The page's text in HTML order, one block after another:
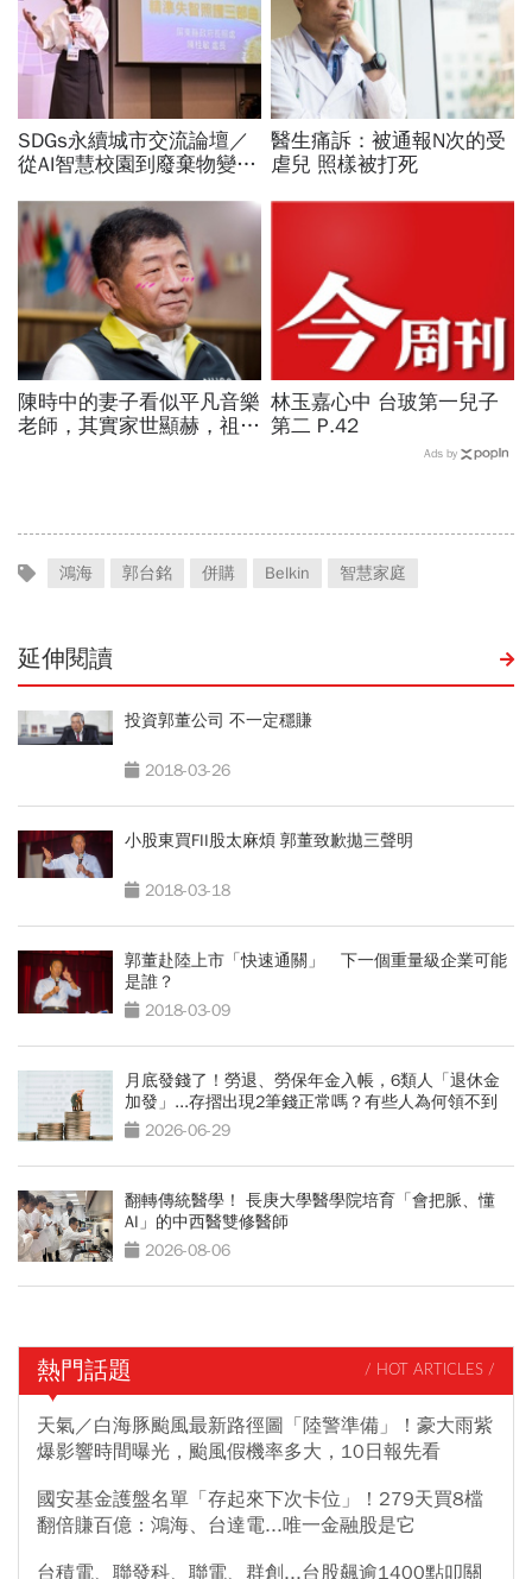
SDGs永續城市交流論壇／
從AI智慧校園到廢棄物變綠
開亮點治理新解方
醫生痛訴：被通報N次的受
虐兒 照樣被打死
陳時中的妻子看似平凡音樂
老師，其實家世顯赫，祖父
林玉嘉心中 台玻第一兒子
第二 P.42
Ads by
鴻海 郭台銘 併購 Belkin 智慧家庭
延伸閱讀
投資郭董公司 不一定穩賺
2018-03-26
小股東買FII股太麻煩 郭董致歉拋三聲明
2018-03-18
郭董赴陸上市「快速通關」 下一個重量級企業可能
是誰？
2018-03-09
月底發錢了！勞退、勞保年金入帳，6類人「退休金
加發」...存摺出現2筆錢正常嗎？有些人為何領不到
2026-06-29
翻轉傳統醫學！ 長庚大學醫學院培育「會把脈、懂
AI」的中西醫雙修醫師
2026-08-06
熱門話題 / HOT ARTICLES /
天氣／白海豚颱風最新路徑圖「陸警準備」！豪大雨紫
爆影響時間曝光，颱風假機率多大，10日報先看
國安基金護盤名單「存起來下次卡位」！279天買8檔
翻倍賺百億：鴻海、台達電...唯一金融股是它
台積電、聯發科、聯電、群創...台股飆逾1400點叩關